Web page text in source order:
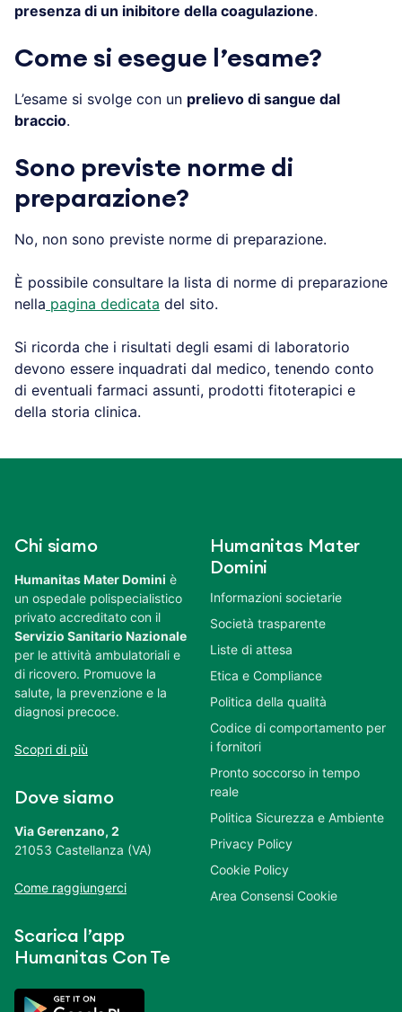
presenza di un inibitore della coagulazione.
Come si esegue l’esame?
L’esame si svolge con un prelievo di sangue dal
braccio.
Sono previste norme di
preparazione?
No, non sono previste norme di preparazione.
È possibile consultare la lista di norme di preparazione
nella pagina dedicata del sito.
Si ricorda che i risultati degli esami di laboratorio
devono essere inquadrati dal medico, tenendo conto
di eventuali farmaci assunti, prodotti fitoterapici e
della storia clinica.
Chi siamo
Humanitas Mater Domini è
un ospedale polispecialistico
privato accreditato con il
Servizio Sanitario Nazionale
per le attività ambulatoriali e
di ricovero. Promuove la
salute, la prevenzione e la
diagnosi precoce.
Scopri di più
Dove siamo
Via Gerenzano, 2
21053 Castellanza (VA)
Come raggiungerci
Scarica l’app
Humanitas Con Te
Humanitas Mater
Domini
Informazioni societarie
Società trasparente
Liste di attesa
Etica e Compliance
Politica della qualità
Codice di comportamento per
i fornitori
Pronto soccorso in tempo
reale
Politica Sicurezza e Ambiente
Privacy Policy
Cookie Policy
Area Consensi Cookie